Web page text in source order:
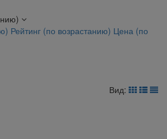
Рейтинг (по возрастанию) Цена (по
Вид: